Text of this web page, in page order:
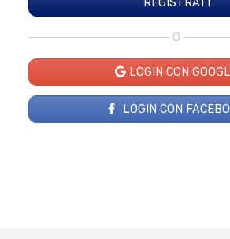
O
LOGIN CON
LOGIN CON